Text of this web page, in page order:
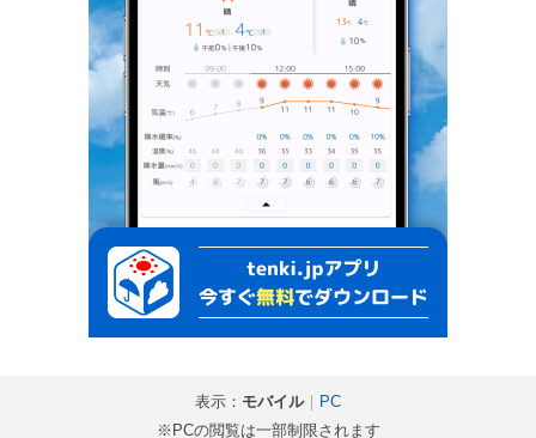
表示： モバイル｜
PC
※PCの閲覧は一部制限されます